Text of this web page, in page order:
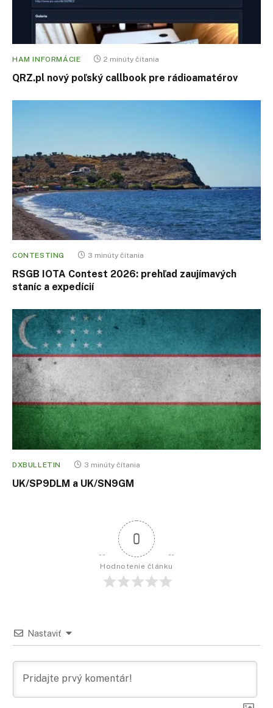
HAM INFORMÁCIE 2 minúty čítania
QRZ.pl nový poľský callbook pre rádioamatérov
CONTESTING 3 minúty čítania
RSGB IOTA Contest 2026: prehľad zaujímavých
staníc a expedícií
DXBULLETIN 3 minúty čítania
UK/SP9DLM a UK/SN9GM
0
Hodnotenie článku
Nastaviť